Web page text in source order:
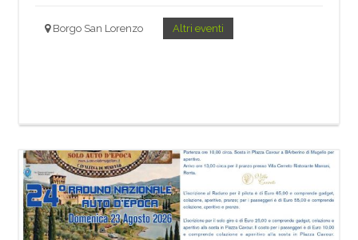
Borgo San Lorenzo Altri eventi